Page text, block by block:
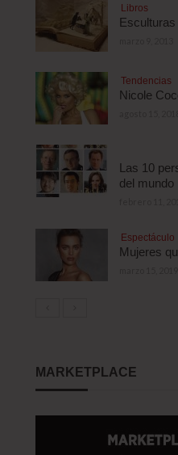
Libros
Tendencias
Nicole
Las 10
del mundo
Espectáculo
Mujeres
MARKETPLACE